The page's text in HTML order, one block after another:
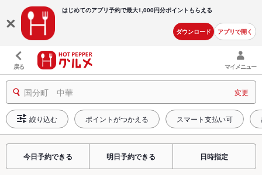
はじめてのアプリ予約で最大1,000円分ポイントもらえる
ダウンロード アプリで開く
戻る マイメニュー
国分町 中華 変更
絞り込む ポイントがつかえる スマート支払い可
今日予約できる 明日予約できる 日時指定